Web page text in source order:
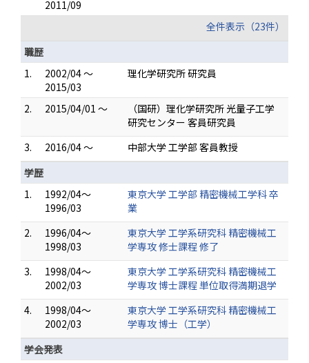
2011/09
全件表示（23件）
職歴
1.
2002/04 ～
2015/03
理化学研究所 研究員
2. 2015/04/01 ～
（国研）理化学研究所 光量子工学
研究センター 客員研究員
3.
2016/04 ～
中部大学 工学部 客員教授
学歴
1.
1992/04～
1996/03
東京大学 工学部 精密機械工学科 卒
業
2.
1996/04～
1998/03
東京大学 工学系研究科 精密機械工
学専攻 修士課程 修了
3.
1998/04～
2002/03
東京大学 工学系研究科 精密機械工
学専攻 博士課程 単位取得満期退学
4.
1998/04～
2002/03
東京大学 工学系研究科 精密機械工
学専攻 博士（工学）
学会発表